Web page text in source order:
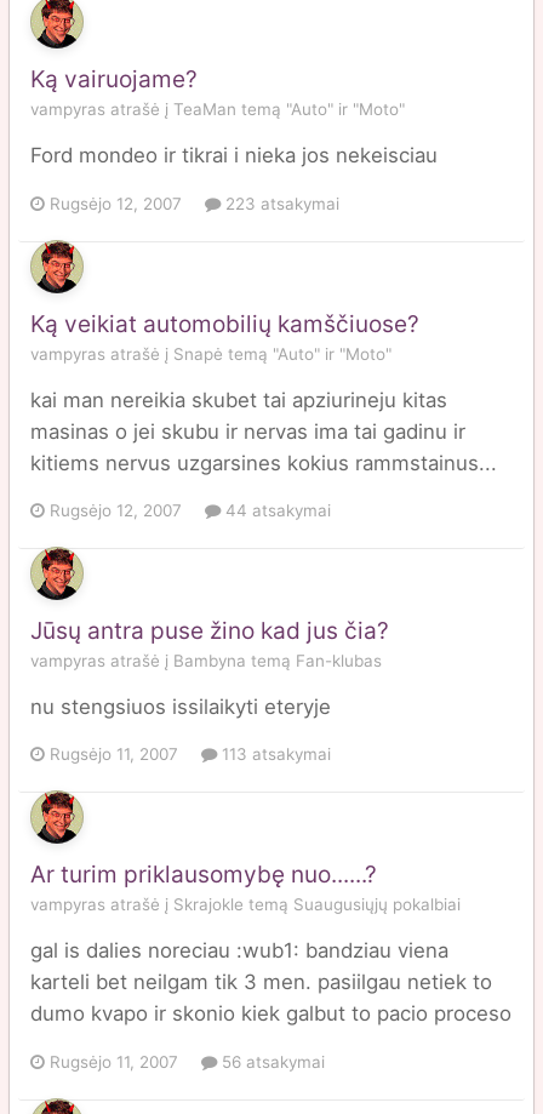
Ką vairuojame?
vampyras atrašė į TeaMan temą "Auto" ir "Moto"
Ford mondeo ir tikrai i nieka jos nekeisciau
Rugsėjo 12, 2007 223 atsakymai
Ką veikiat automobilių kamščiuose?
vampyras atrašė į Snapė temą "Auto" ir "Moto"
kai man nereikia skubet tai apziurineju kitas
masinas o jei skubu ir nervas ima tai gadinu ir
kitiems nervus uzgarsines kokius rammstainus...
Rugsėjo 12, 2007 44 atsakymai
Jūsų antra puse žino kad jus čia?
vampyras atrašė į Bambyna temą Fan-klubas
nu stengsiuos issilaikyti eteryje
Rugsėjo 11, 2007 113 atsakymai
Ar turim priklausomybę nuo......?
vampyras atrašė į Skrajokle temą Suaugusiųjų pokalbiai
gal is dalies noreciau :wub1: bandziau viena
karteli bet neilgam tik 3 men. pasiilgau netiek to
dumo kvapo ir skonio kiek galbut to pacio proceso
Rugsėjo 11, 2007 56 atsakymai